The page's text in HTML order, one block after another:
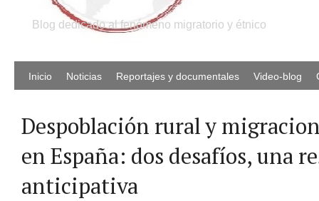
Blog dedicado al fenómeno migratorio y étnico
Inicio Noticias Reportajes y documentales Video-blog
Despoblación rural y
en España: dos desafíos, una
anticipativa